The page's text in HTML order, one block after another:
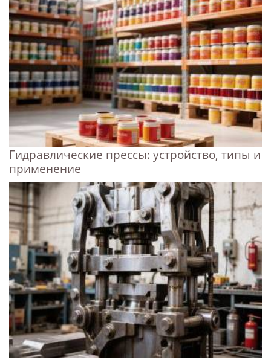
Гидравлические прессы: устройство, типы и
применение